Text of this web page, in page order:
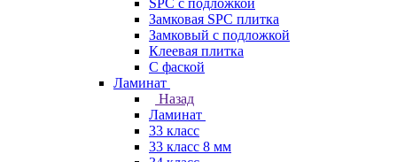
SPC с подложкой
Замковая SPC плитка
Замковый с подложкой
Клеевая плитка
С фаской
Ламинат
Назад
Ламинат
33 класс
33 класс 8 мм